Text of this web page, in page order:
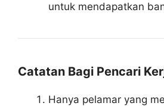
untuk mendapatkan
Catatan Bagi Pencari
Hanya pelamar yang